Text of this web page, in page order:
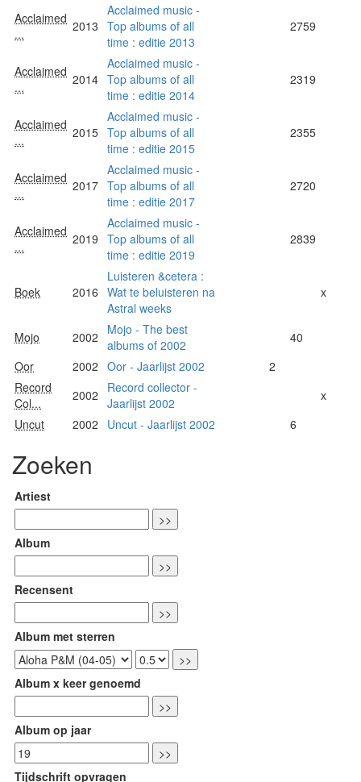
Acclaimed
...
2013
Acclaimed music -
Top albums of all
time : editie 2013
2759
Acclaimed
...
2014
Acclaimed music -
Top albums of all
time : editie 2014
2319
Acclaimed
...
2015
Acclaimed music -
Top albums of all
time : editie 2015
2355
Acclaimed
...
2017
Acclaimed music -
Top albums of all
time : editie 2017
2720
Acclaimed
...
2019
Acclaimed music -
Top albums of all
time : editie 2019
2839
Boek 2016
Luisteren &cetera :
Wat te beluisteren na
Astral weeks
x
Mojo 2002
Mojo - The best
albums of 2002
40
Oor
2002 Oor - Jaarlijst 2002
2
Record
Col...
2002
Record collector -
Jaarlijst 2002
x
Uncut
2002 Uncut - Jaarlijst 2002 6
Zoeken
Artiest
Album
Recensent
Album met sterren
Album x keer genoemd
Album op jaar
Tijdschrift opvragen